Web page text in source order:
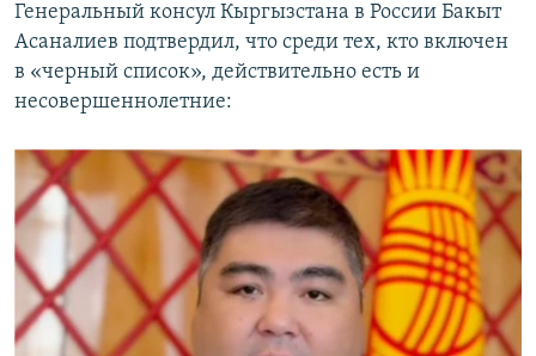
Генеральный консул Кыргызстана в России Бакыт
Асаналиев подтвердил, что среди тех, кто включен
в «черный список», действительно есть и
несовершеннолетние: